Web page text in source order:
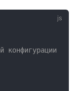
конфигурации